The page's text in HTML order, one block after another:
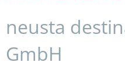
neusta
GmbH